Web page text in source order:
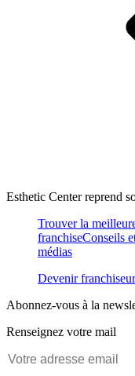
Esthetic Center reprend
Trouver la
franchiseConseils
médias
Devenir
Abonnez-vous à la
Renseignez votre mail